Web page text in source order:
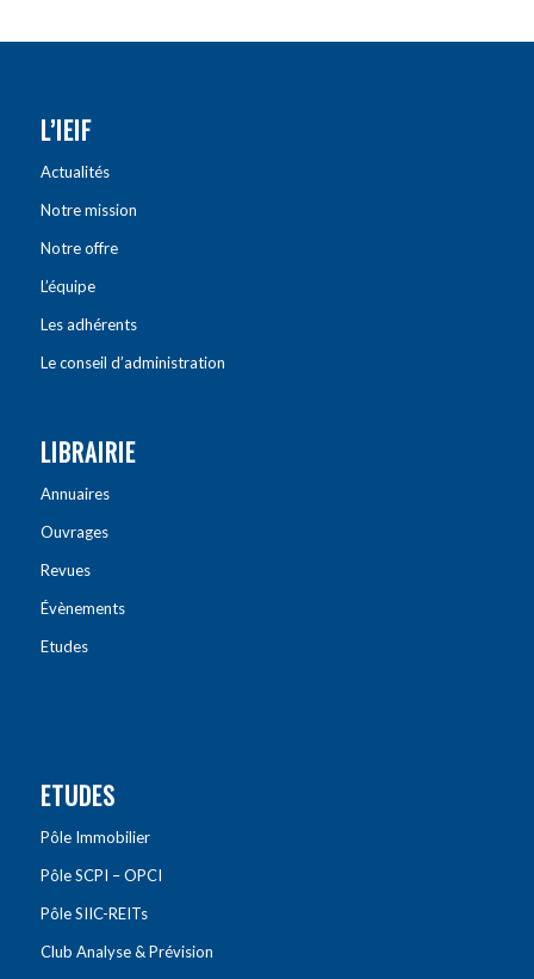
L’IEIF
Actualités
Notre mission
Notre offre
L’équipe
Les adhérents
Le conseil d’administration
LIBRAIRIE
Annuaires
Ouvrages
Revues
Évènements
Etudes
ETUDES
Pôle Immobilier
Pôle SCPI – OPCI
Pôle SIIC-REITs
Club Analyse & Prévision